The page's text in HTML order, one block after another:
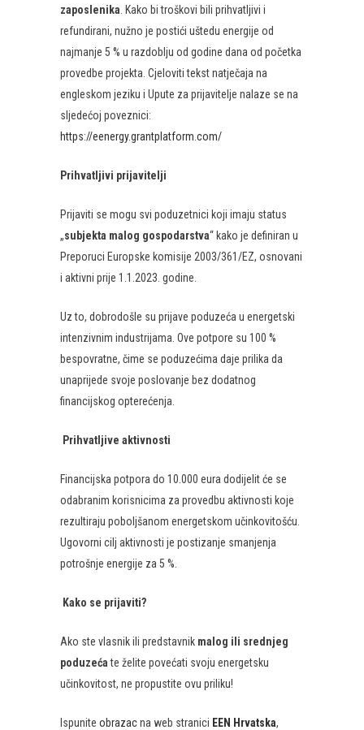
zaposlenika . Kako bi troškovi bili prihvatljivi i
refundirani, nužno je postići uštedu energije od
najmanje 5 % u razdoblju od godine dana od početka
provedbe projekta. Cjeloviti tekst natječaja na
engleskom jeziku i Upute za prijavitelje nalaze se na
sljedećoj poveznici:
https://eenergy.grantplatform.com/
Prihvatljivi prijavitelji
Prijaviti se mogu svi poduzetnici koji imaju status
„subjekta malog gospodarstva“ kako je definiran u
Preporuci Europske komisije 2003/361/EZ, osnovani
i aktivni prije 1.1.2023. godine.
Uz to, dobrodošle su prijave poduzeća u energetski
intenzivnim industrijama. Ove potpore su 100 %
bespovratne, čime se poduzećima daje prilika da
unaprijede svoje poslovanje bez dodatnog
financijskog opterećenja.
Prihvatljive aktivnosti
Financijska potpora do 10.000 eura dodijelit će se
odabranim korisnicima za provedbu aktivnosti koje
rezultiraju poboljšanom energetskom učinkovitošću.
Ugovorni cilj aktivnosti je postizanje smanjenja
potrošnje energije za 5 %.
Kako se prijaviti?
Ako ste vlasnik ili predstavnik malog ili srednjeg
poduzećate želite povećati svoju energetsku
učinkovitost, ne propustite ovu priliku!
Ispunite obrazacna web stranici EEN Hrvatska,